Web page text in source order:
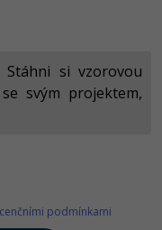
si vzorovou
svým projektem,
podmínkami